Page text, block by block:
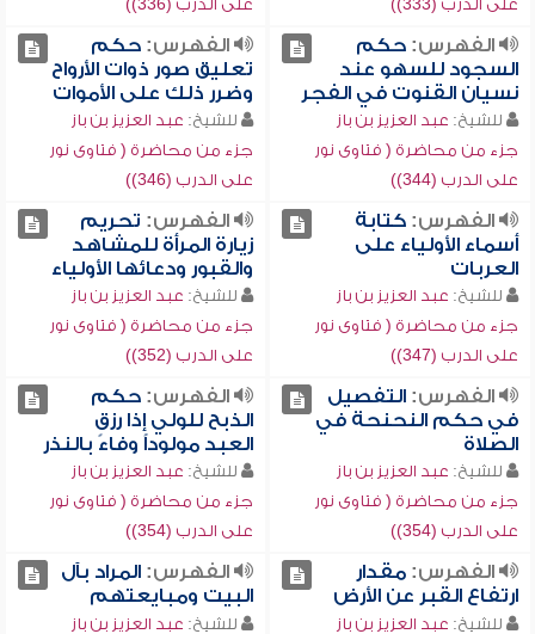
على الدرب (333))
على الدرب (336))
الفهرس:حكم
السجود للسهو عند
نسيان القنوت في الفجر
للشيخ: عبد العزيز بن باز
جزء من محاضرة ( فتاوى نور
على الدرب (344))
الفهرس:حكم
تعليق صور ذوات الأرواح
وضرر ذلك على الأموات
للشيخ: عبد العزيز بن باز
جزء من محاضرة ( فتاوى نور
على الدرب (346))
الفهرس:كتابة
أسماء الأولياء على
العربات
للشيخ: عبد العزيز بن باز
جزء من محاضرة ( فتاوى نور
على الدرب (347))
الفهرس: تحريم
زيارة المرأة للمشاهد
والقبور ودعائها الأولياء
للشيخ: عبد العزيز بن باز
جزء من محاضرة ( فتاوى نور
على الدرب (352))
الفهرس:التفصيل
في حكم النحنحة في
الصلاة
للشيخ: عبد العزيز بن باز
جزء من محاضرة ( فتاوى نور
على الدرب (354))
الفهرس:حكم
الذبح للولي إذا رزق
العبد مولوداً وفاءً بالنذر
للشيخ: عبد العزيز بن باز
جزء من محاضرة ( فتاوى نور
على الدرب (354))
الفهرس:مقدار
ارتفاع القبر عن الأرض
للشيخ: عبد العزيز بن باز
الفهرس:المراد بآل
البيت ومبايعتهم
للشيخ: عبد العزيز بن باز